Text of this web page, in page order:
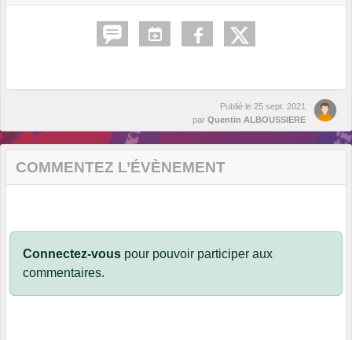
Publié le 25 sept. 2021
par Quentin ALBOUSSIERE
COMMENTEZ L’ÉVÈNEMENT
Connectez-vous pour pouvoir participer aux
commentaires.